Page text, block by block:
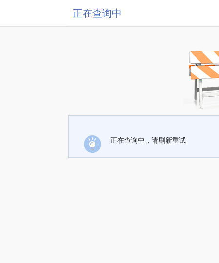
正在查询中
正在查询中，请刷新重试